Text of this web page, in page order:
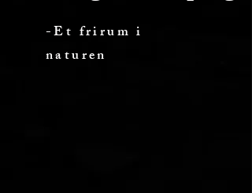
-Et frirum i
naturen